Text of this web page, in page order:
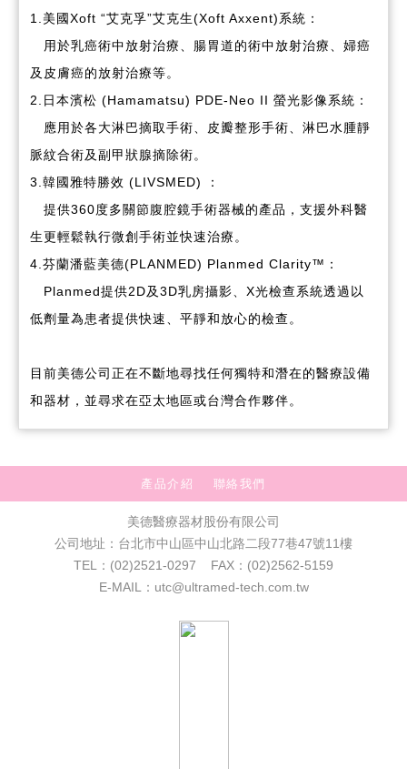
1.美國Xoft “艾克孚”艾克生(Xoft Axxent)系統：
用於乳癌術中放射治療、腸胃道的術中放射治療、婦癌
及皮膚癌的放射治療等。
2.日本濱松 (Hamamatsu) PDE-Neo II 螢光影像系統：
應用於各大淋巴摘取手術、皮瓣整形手術、淋巴水腫靜
脈紋合術及副甲狀腺摘除術。
3.韓國雅特勝效 (LIVSMED) ：
提供360度多關節腹腔鏡手術器械的產品，支援外科醫
生更輕鬆執行微創手術並快速治療。
4.芬蘭潘藍美德(PLANMED) Planmed Clarity™：
Planmed提供2D及3D乳房攝影、X光檢查系統透過以
低劑量為患者提供快速、平靜和放心的檢查。
目前美德公司正在不斷地尋找任何獨特和潛在的醫療設備
和器材，並尋求在亞太地區或台灣合作夥伴。
產品介紹 聯絡我們
美德醫療器材股份有限公司
公司地址：台北市中山區中山北路二段77巷47號11樓
TEL：(02)2521-0297 FAX：(02)2562-5159
E-MAIL：utc@ultramed-tech.com.tw